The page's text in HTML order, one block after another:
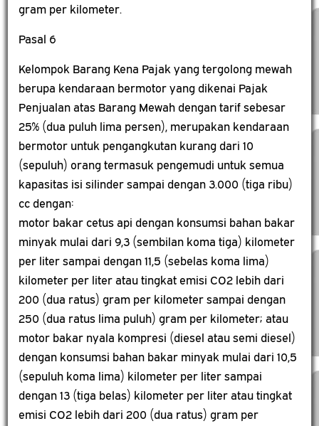
gram per kilometer.
Pasal 6
Kelompok Barang Kena Pajak yang tergolong mewah
berupa kendaraan bermotor yang dikenai Pajak
Penjualan atas Barang Mewah dengan tarif sebesar
25% (dua puluh lima persen), merupakan kendaraan
bermotor untuk pengangkutan kurang dari 10
(sepuluh) orang termasuk pengemudi untuk semua
kapasitas isi silinder sampai dengan 3.000 (tiga ribu)
cc dengan:
motor bakar cetus api dengan konsumsi bahan bakar
minyak mulai dari 9,3 (sembilan koma tiga) kilometer
per liter sampai dengan 11,5 (sebelas koma lima)
kilometer per liter atau tingkat emisi CO2 lebih dari
200 (dua ratus) gram per kilometer sampai dengan
250 (dua ratus lima puluh) gram per kilometer; atau
motor bakar nyala kompresi (diesel atau semi diesel)
dengan konsumsi bahan bakar minyak mulai dari 10,5
(sepuluh koma lima) kilometer per liter sampai
dengan 13 (tiga belas) kilometer per liter atau tingkat
emisi CO2 lebih dari 200 (dua ratus) gram per